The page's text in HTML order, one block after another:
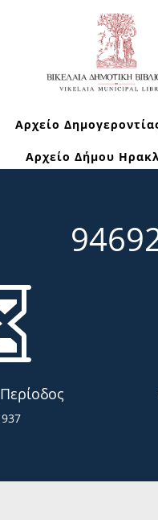
Αρχείο
Αρχείο Δήμου